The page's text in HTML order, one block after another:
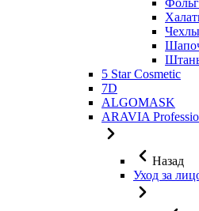
Чехлы
5 Star Cosmetic
7D
ALGOMASK
ARAVIA
Назад
Уход за